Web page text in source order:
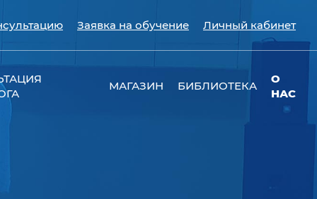
Заявка на обучение Личный кабинет
МАГАЗИН БИБЛИОТЕКА
О
НАС